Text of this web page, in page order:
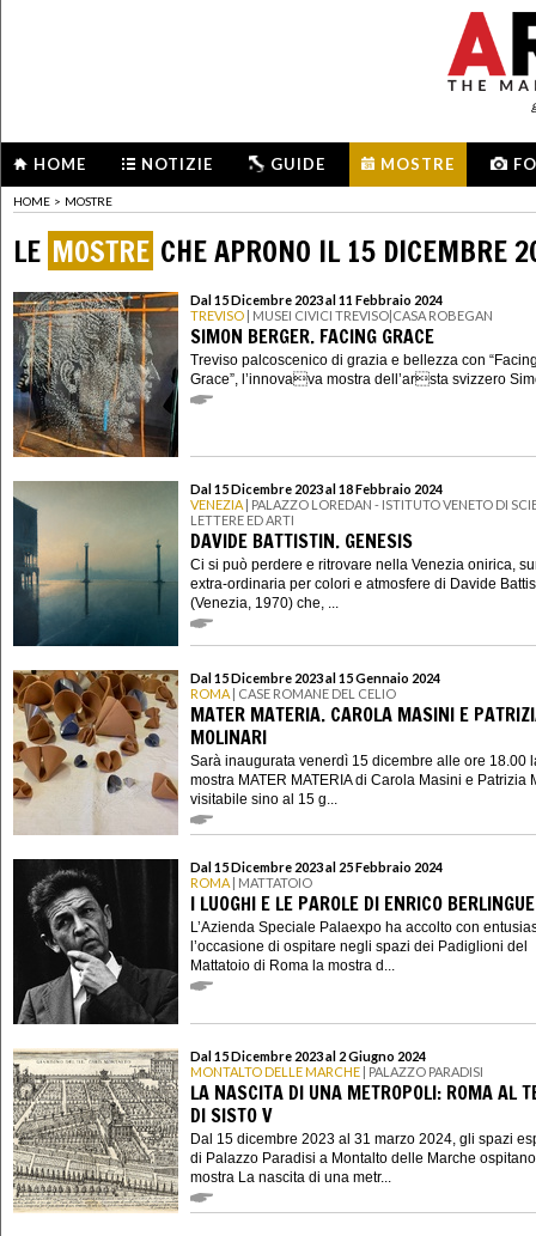
HOME NOTIZIE GUIDE MOSTRE
HOME > MOSTRE
LE MOSTRE CHE APRONO IL 15 DICEMBRE
Dal 15 Dicembre 2023 al 11 Febbraio 2024
TREVISO | MUSEI CIVICI TREVISO|CASA ROBEGAN
SIMON BERGER. FACING GRACE
Treviso palcoscenico di grazia e bellezza con
Grace”, l’innovava mostra dell’arsta svizzero
Dal 15 Dicembre 2023 al 18 Febbraio 2024
VENEZIA | PALAZZO LOREDAN - ISTITUTO VENETO DI
LETTERE ED ARTI
DAVIDE BATTISTIN. GENESIS
Ci si può perdere e ritrovare nella Venezia onirica,
extra-ordinaria per colori e atmosfere di Davide
(Venezia, 1970) che, ...
Dal 15 Dicembre 2023 al 15 Gennaio 2024
ROMA | CASE ROMANE DEL CELIO
MATER MATERIA. CAROLA MASINI E
MOLINARI
Sarà inaugurata venerdì 15 dicembre alle ore 18.00
mostra MATER MATERIA di Carola Masini e Patrizia
visitabile sino al 15 g...
Dal 15 Dicembre 2023 al 25 Febbraio 2024
ROMA | MATTATOIO
I LUOGHI E LE PAROLE DI ENRICO
L’Azienda Speciale Palaexpo ha accolto con
l’occasione di ospitare negli spazi dei Padiglioni del
Mattatoio di Roma la mostra d...
Dal 15 Dicembre 2023 al 2 Giugno 2024
MONTALTO DELLE MARCHE | PALAZZO PARADISI
LA NASCITA DI UNA METROPOLI: ROMA AL
DI SISTO V
Dal 15 dicembre 2023 al 31 marzo 2024, gli spazi
di Palazzo Paradisi a Montalto delle Marche
mostra La nascita di una metr...